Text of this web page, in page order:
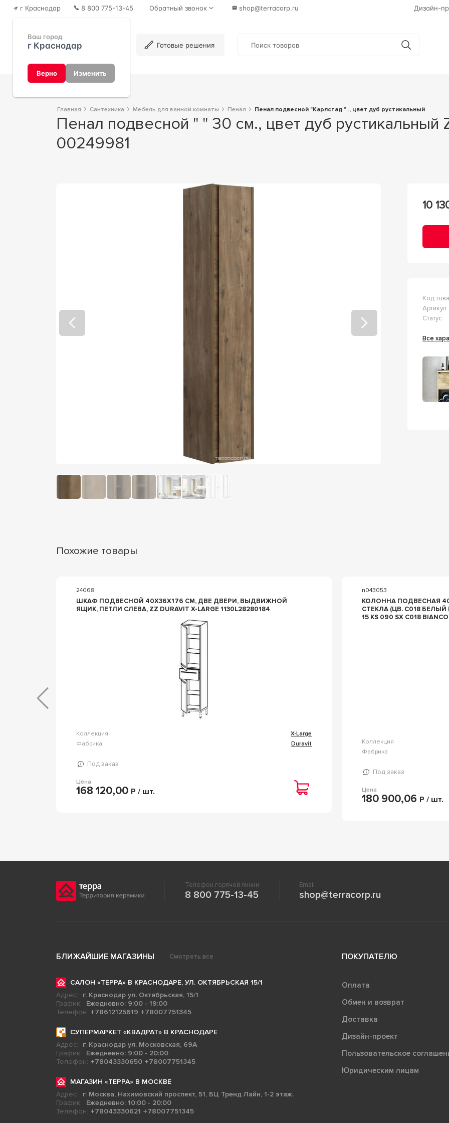
г Краснодар
Ваш город
г Краснодар
Верно Изменить
8 800 775-13-45 Обратный звонок shop@terracorp.ru Дизайн-
Готовые решения
Главная Сантехника Мебель для ванной комнаты Пенал Пенал подвесной "Карлстад " ., цвет дуб рустикальный
Пенал подвесной " " 30 см., цвет дуб рустикальный ZZ STWORKI Карлстад
00249981
10
Код
Артикул
Статус
Все
Похожие товары
24068
ШКАФ ПОДВЕСНОЙ 40Х36Х176 СМ, ДВЕ ДВЕРИ, ВЫДВИЖНОЙ
ЯЩИК, ПЕТЛИ СЛЕВА, ZZ DURAVIT X-LARGE 1130L28280184
Коллекция
X-Large
Фабрика
Duravit
Под заказ
Цена
168 120,00 Р / шт.
n043053
КОЛОННА ПОДВЕСНАЯ
СТЕКЛА (ЦВ. C018 БЕЛЫЙ
15 KS 090 SX C018
Коллекция
Фабрика
Под заказ
Цена
180 900,06 Р / шт.
Телефон горячей линии
8 800 775-13-45
Email
shop@terracorp.ru
БЛИЖАЙШИЕ МАГАЗИНЫ Смотреть все
САЛОН «ТЕРРА» В КРАСНОДАРЕ, УЛ. ОКТЯБРЬСКАЯ 15/1
Адрес:
г. Краснодар ул. Октябрьская, 15/1
График:
Ежедневно: 9:00 - 19:00
Телефон: +78612125619 +78007751345
СУПЕРМАРКЕТ «КВАДРАТ» В КРАСНОДАРЕ
Адрес:
г. Краснодар ул. Московская, 69А
График:
Ежедневно: 9:00 - 20:00
Телефон: +78043330650 +78007751345
МАГАЗИН «ТЕРРА» В МОСКВЕ
Адрес:
г. Москва, Нахимовский проспект, 51, БЦ Тренд Лайн, 1-2 этаж.
График:
Ежедневно: 10:00 - 20:00
Телефон: +78043330621 +78007751345
ПОКУПАТЕЛЮ
Оплата
Обмен и возврат
Доставка
Дизайн-проект
Пользовательское
Юридическим лицам